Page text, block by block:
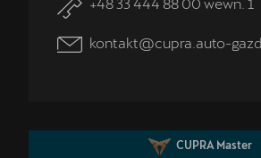
kontakt@cupra.auto-
CUPRA Master